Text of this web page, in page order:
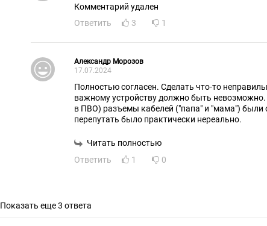
Комментарий удален
Ответить
3 1
Александр Морозов
17.07.2024
Полностью согласен. Сделать что-то
важному устройству должно быть
в ПВО) разъемы кабелей ("папа" и "мама") были
перепутать было практически нереально.
Читать полностью
Ответить
1 0
Показать еще 3 ответа